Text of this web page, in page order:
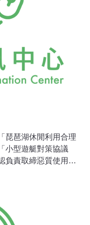
琵琶湖休閒利用合理
小型遊艇對策協議
負責取締惡質使用者
部分，也針對遊艇等